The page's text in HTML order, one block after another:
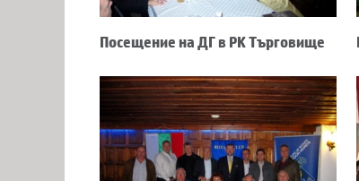
Посещение на ДГ в РК Търговище